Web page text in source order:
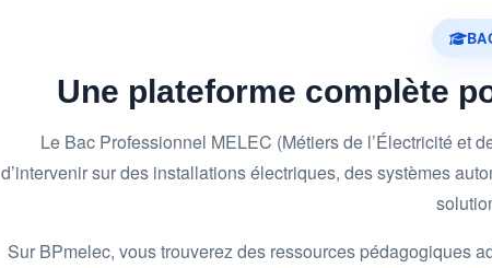
Une plateforme complète
Le Bac Professionnel MELEC (Métiers de l’Électricité et
d’intervenir sur des installations électriques, des systèmes
Sur BPmelec, vous trouverez des ressources pédagogiques